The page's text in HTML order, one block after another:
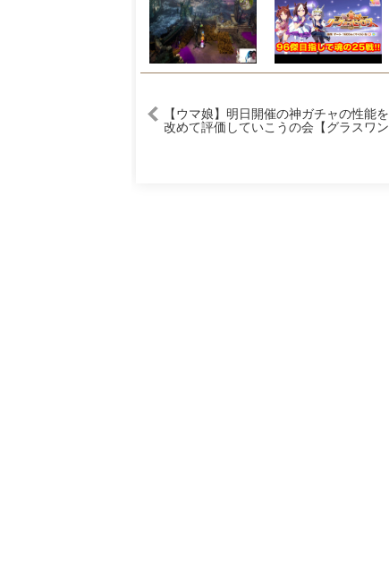
【ウマ娘】明日開催の神ガチャの性能を
改めて評価していこうの会【グラスワン